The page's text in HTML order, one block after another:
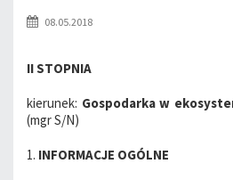
08.05.2018
II STOPNIA
kierunek: Gospodarka w
(mgr S/N)
1. INFORMACJE OGÓLNE